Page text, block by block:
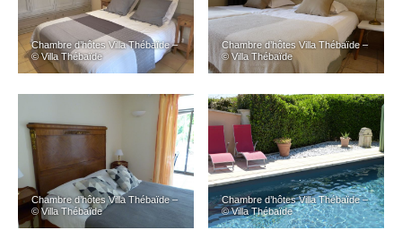
Chambre d’hôtes Villa Thébaïde –
© Villa Thébaïde
Chambre d’hôtes Villa Thébaïde –
© Villa Thébaïde
Chambre d’hôtes Villa Thébaïde –
© Villa Thébaïde
Chambre d’hôtes Villa Thébaïde –
© Villa Thébaïde